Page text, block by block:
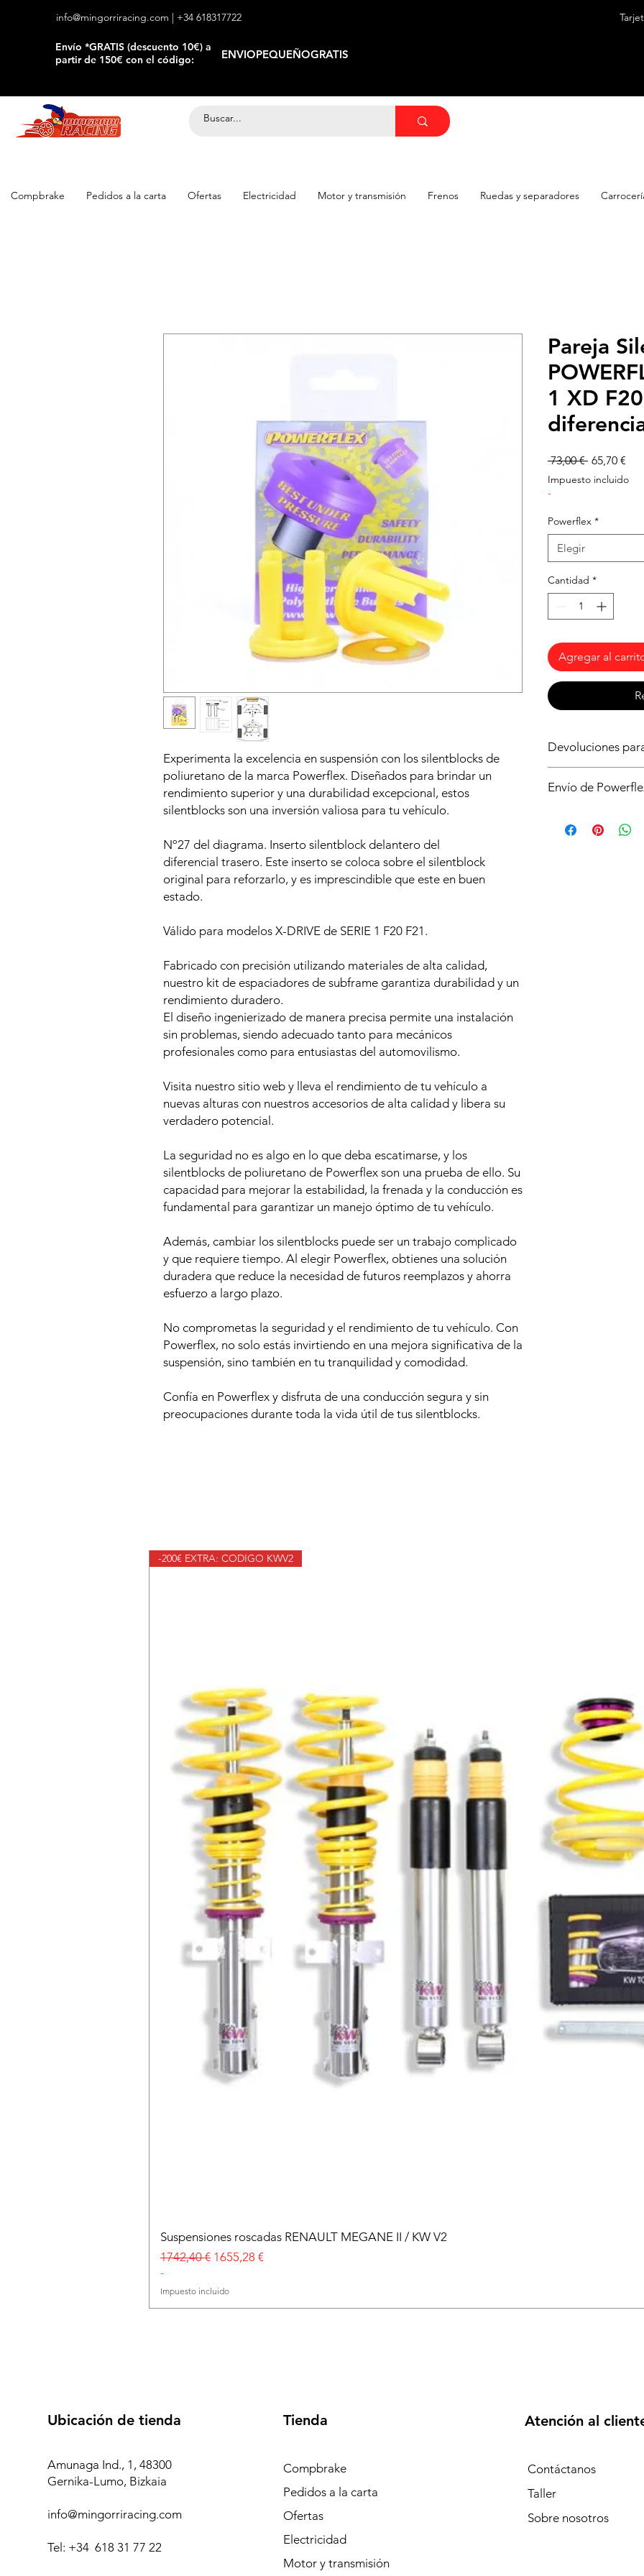
info@mingorriracing.com | +34 618317722
​Envío *GRATIS (descuento 10€) a
partir de 150€ con el código:
ENVIOPEQUEÑOGRATIS
Compbrake Pedidos a la carta Ofertas Electricidad Motor y transmisión Frenos Ruedas y separadores
Experimenta la excelencia en suspensión con los silentblocks de
poliuretano de la marca Powerflex. Diseñados para brindar un
rendimiento superior y una durabilidad excepcional, estos
silentblocks son una inversión valiosa para tu vehículo.
Nº27 del diagrama. Inserto silentblock delantero del
diferencial trasero. Este inserto se coloca sobre el silentblock
original para reforzarlo, y es imprescindible que este en buen
estado.
Válido para modelos X-DRIVE de SERIE 1 F20 F21.
Fabricado con precisión utilizando materiales de alta calidad,
nuestro kit de espaciadores de subframe garantiza durabilidad y un
rendimiento duradero.
El diseño ingenierizado de manera precisa permite una instalación
sin problemas, siendo adecuado tanto para mecánicos
profesionales como para entusiastas del automovilismo.
Visita nuestro sitio web y lleva el rendimiento de tu vehículo a
nuevas alturas con nuestros accesorios de alta calidad y libera su
verdadero potencial.
La seguridad no es algo en lo que deba escatimarse, y los
silentblocks de poliuretano de Powerflex son una prueba de ello. Su
capacidad para mejorar la estabilidad, la frenada y la conducción es
fundamental para garantizar un manejo óptimo de tu vehículo.
Además, cambiar los silentblocks puede ser un trabajo complicado
y que requiere tiempo. Al elegir Powerflex, obtienes una solución
duradera que reduce la necesidad de futuros reemplazos y ahorra
esfuerzo a largo plazo.
No comprometas la seguridad y el rendimiento de tu vehículo. Con
Powerflex, no solo estás invirtiendo en una mejora significativa de la
suspensión, sino también en tu tranquilidad y comodidad.
Confía en Powerflex y disfruta de una conducción segura y sin
preocupaciones durante toda la vida útil de tus silentblocks.
Pareja
1 XD
73,00 € Precio
65,70 €
Impuesto incluido
-
Powerflex *
Elegir
Cantidad *
Agregar al
Devoluciones
para tu vehículo, si
condiciones y
Envío de
de powerflex en
-200€ EXTRA: CODIGO KWV2
Suspensiones roscadas RENAULT MEGANE II / KW V2
Precio
1742,40 € Precio de oferta
1655,28 €
-
Impuesto incluido
Ubicación de tienda
Amunaga Ind., 1, 48300
Gernika-Lumo, Bizkaia
info@mingorriracing.com
Tel: +34 618 31 77 22
Tienda
Compbrake
Pedidos a la carta
Ofertas
Electricidad
Motor y transmisión
Atención al
Contáctanos
Taller
Sobrenosotros